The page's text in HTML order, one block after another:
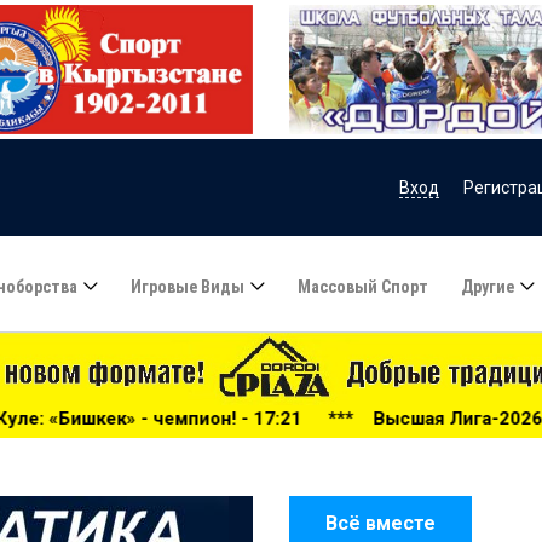
Вход
Игровые Виды Массовый Спорт Другие
- 17:21 ***Высшая Лига-2026: беспощадный
Всё вместе